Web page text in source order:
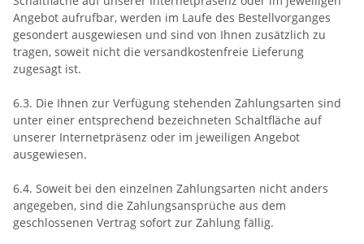
Angebot aufrufbar, werden im Laufe des Bestellvorganges
gesondert ausgewiesen und sind von Ihnen zusätzlich zu
tragen, soweit nicht die versandkostenfreie Lieferung
zugesagt ist.
6.3. Die Ihnen zur Verfügung stehenden Zahlungsarten sind
unter einer entsprechend bezeichneten Schaltfläche auf
unserer Internetpräsenz oder im jeweiligen Angebot
ausgewiesen.
6.4. Soweit bei den einzelnen Zahlungsarten nicht anders
angegeben, sind die Zahlungsansprüche aus dem
geschlossenen Vertrag sofort zur Zahlung fällig.